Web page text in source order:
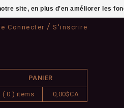
Connecter / S'inscrire
PANIER
( 0 ) items 0,00$CA
site, en plus d'en améliorer les